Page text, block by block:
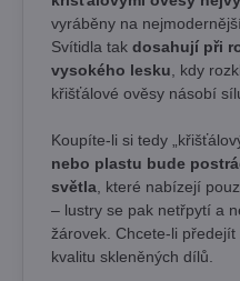
vyráběny na
Svítidla tak dosahují při
vysokého lesku , kdy
křišťálové ověsy násobí
Koupíte-li si tedy
nebo plastu bude
světla , které nabízejí
– lustry se pak netřpytí a
žárovek. Chcete-li
kvalitu skleněných dílů.